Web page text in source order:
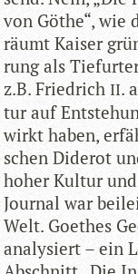
von Göthe“, wie
räumt Kai­ser
rung als
z.B. Fried­rich II.
tur auf
wirkt haben,
schen Dide­rot
hoher Kul­tur
Jour­nal war
Welt. Goe­thes
ana­ly­siert – ein